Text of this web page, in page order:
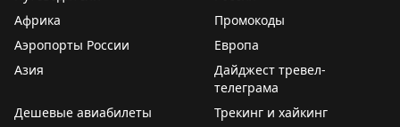
2PAXfly
Африка
Промокоды
Аэропорты России
Европа
Азия
Дайджест тревел-
телеграма
Дешевые авиабилеты
Трекинг и хайкинг